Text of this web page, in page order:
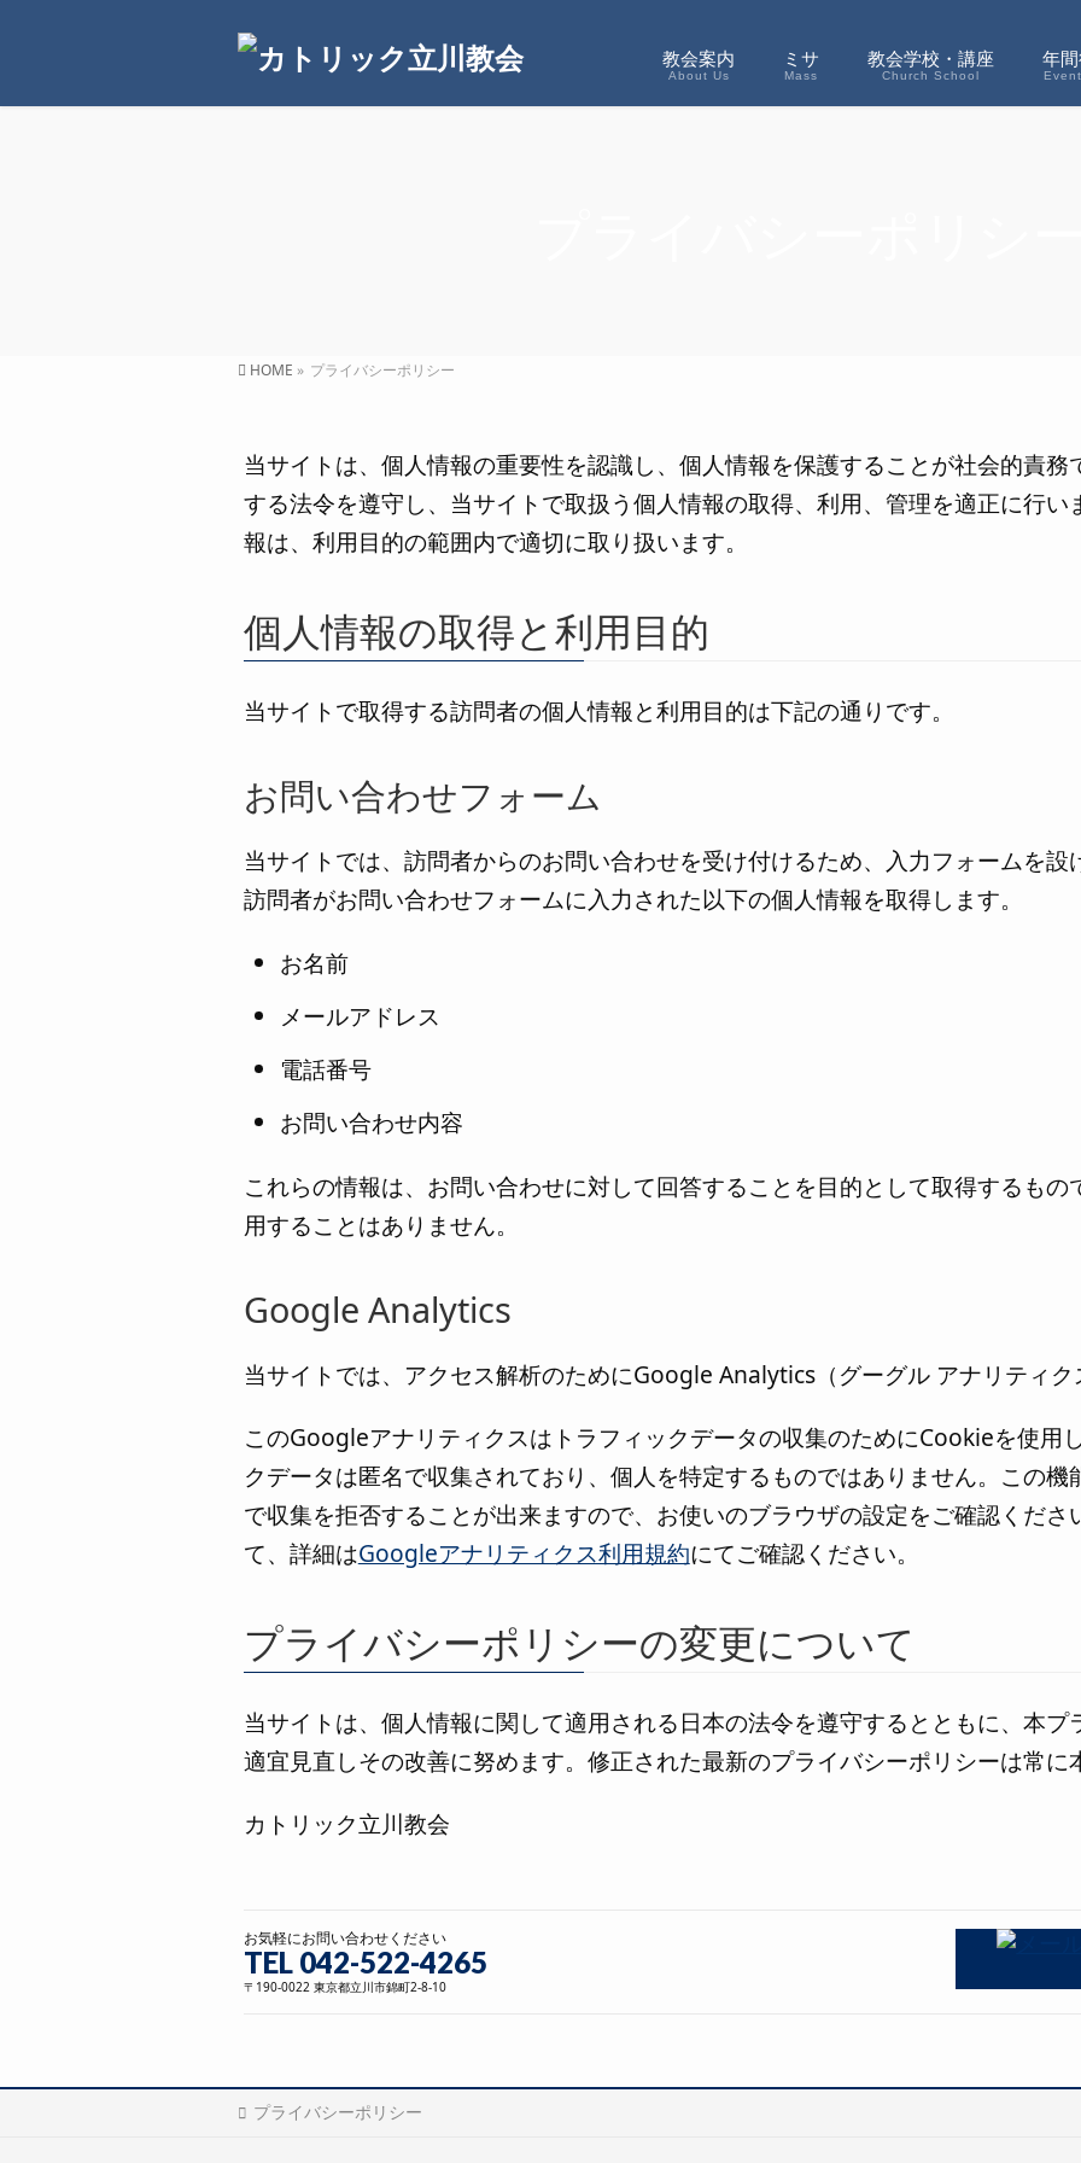
教会案内
About Us
ミサ
Mass
教会学校・講座
Church School
年
HOME » プライバシーポリシー
当サイトは、個人情報の重要性を認識し、個人情報を保護することが社会的責
する法令を遵守し、当サイトで取扱う個人情報の取得、利用、管理を適正に行
報は、利用目的の範囲内で適切に取り扱います。
個人情報の取得と利用目的
当サイトで取得する訪問者の個人情報と利用目的は下記の通りです。
お問い合わせフォーム
当サイトでは、訪問者からのお問い合わせを受け付けるため、入力フォームを設
訪問者がお問い合わせフォームに入力された以下の個人情報を取得します。
お名前
メールアドレス
電話番号
お問い合わせ内容
これらの情報は、お問い合わせに対して回答することを目的として取得するも
用することはありません。
Google Analytics
当サイトでは、アクセス解析のためにGoogle Analytics（グーグル アナリティク
このGoogleアナリティクスはトラフィックデータの収集のためにCookieを使用
クデータは匿名で収集されており、個人を特定するものではありません。この
で収集を拒否することが出来ますので、お使いのブラウザの設定をご確認くださ
て、詳細はGoogleアナリティクス利用規約にてご確認ください。
プライバシーポリシーの変更について
当サイトは、個人情報に関して適用される日本の法令を遵守するとともに、本プ
適宜見直しその改善に努めます。修正された最新のプライバシーポリシーは常に
カトリック立川教会
お気軽にお問い合わせください
TEL 042-522-4265
〒190-0022 東京都立川市錦町2-8-10
プライバシーポリシー